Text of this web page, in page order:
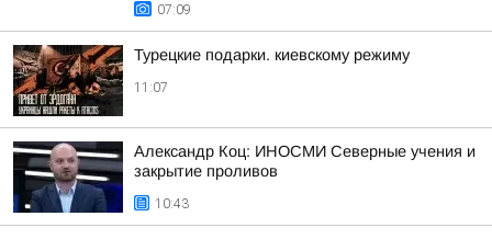
07:09
Турецкие подарки. киевскому режиму
11:07
Александр Коц: ИНОСМИ Северные учения и
закрытие проливов
10:43